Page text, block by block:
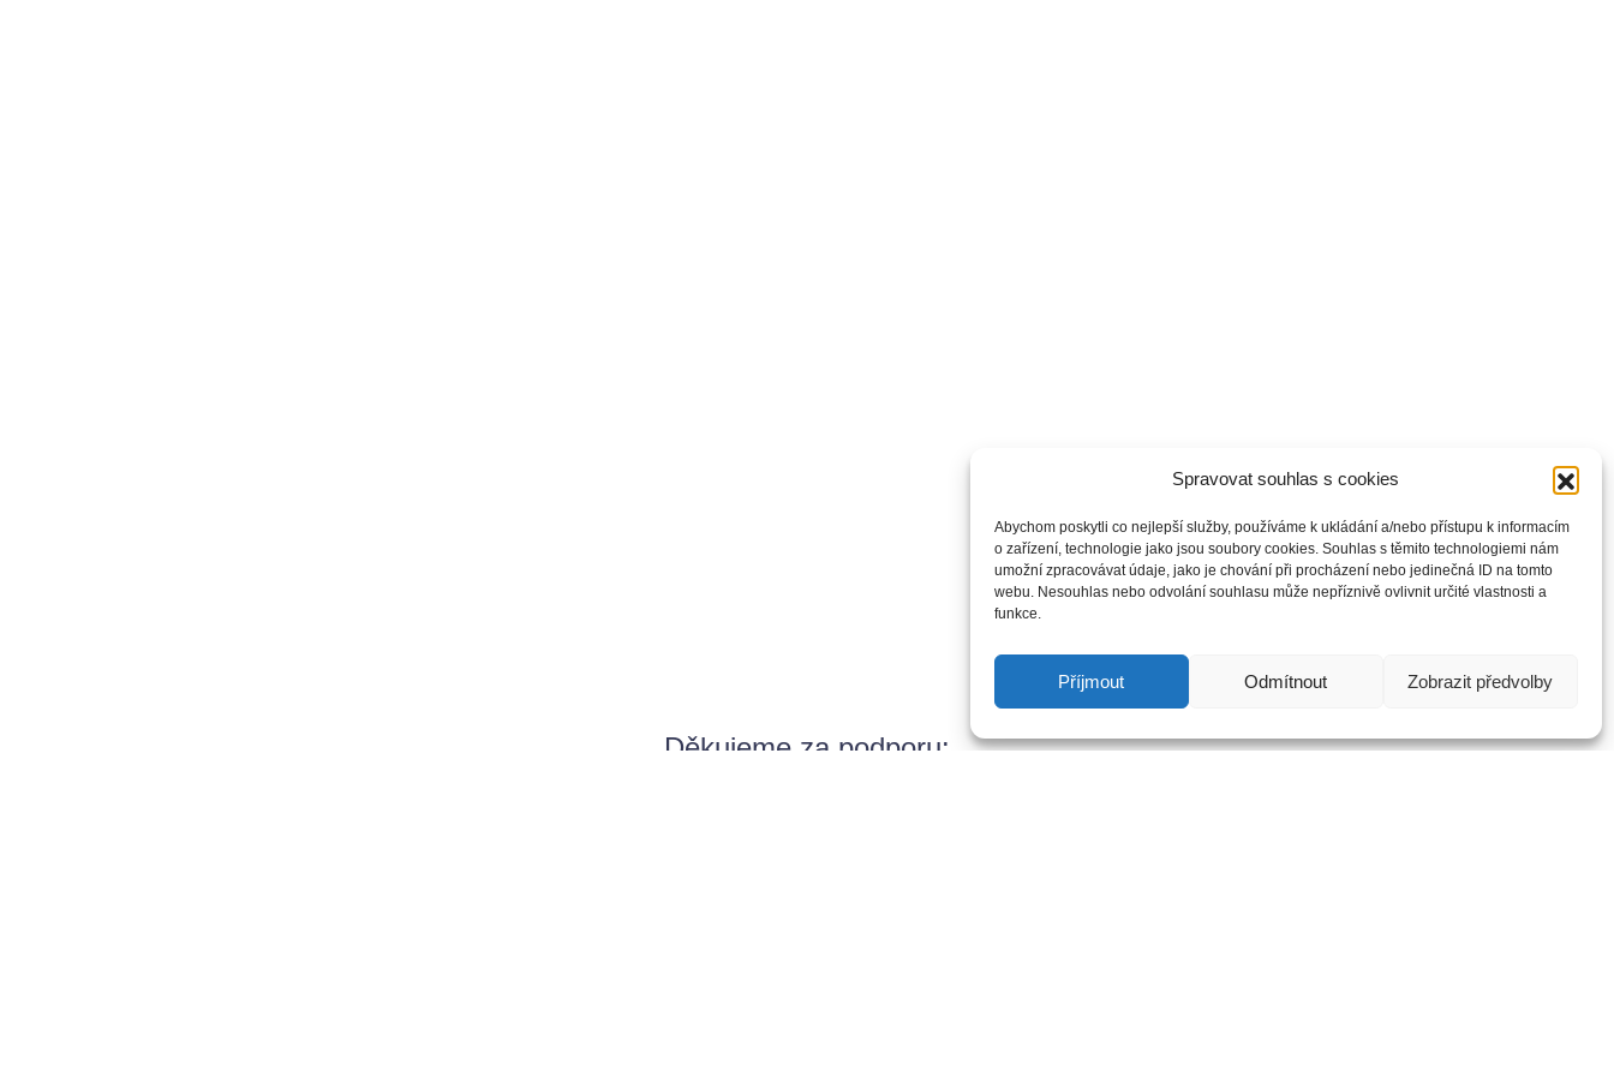
Spravovat souhlas s cookies
Abychom poskytli co nejlepší služby, používáme k ukládání a/nebo přístupu k informacím
o zařízení, technologie jako jsou soubory cookies. Souhlas s těmito technologiemi nám
umožní zpracovávat údaje, jako je chování při procházení nebo jedinečná ID na tomto
webu. Nesouhlas nebo odvolání souhlasu může nepříznivě ovlivnit určité vlastnosti a
funkce.
Příjmout Odmítnout Zobrazit předvolby
Děkujeme za podporu: